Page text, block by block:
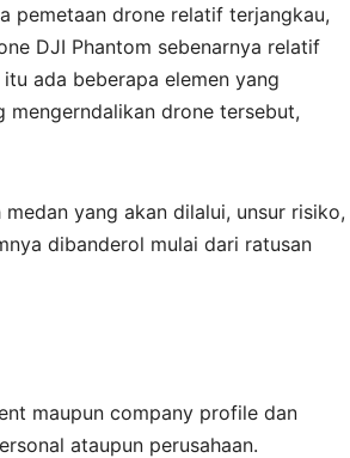
pemetaan drone relatif terjangkau,
DJI Phantom sebenarnya relatif
ada beberapa elemen yang
mengerndalikan drone tersebut,
yang akan dilalui, unsur risiko,
dibanderol mulai dari ratusan
maupun company profile dan
ataupun perusahaan.